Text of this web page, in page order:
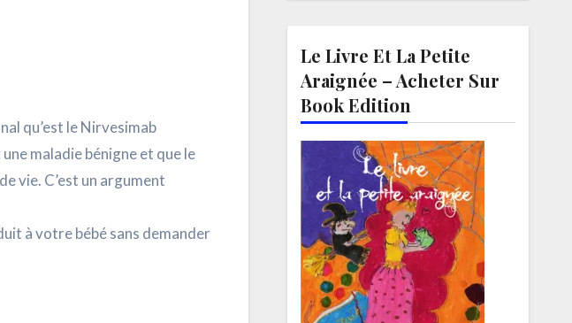
qu’est le Nirvesimab
maladie bénigne et que le
vie. C’est un argument
à votre bébé sans demander
Le Livre Et La Petite
Araignée – Acheter Sur
Book Edition